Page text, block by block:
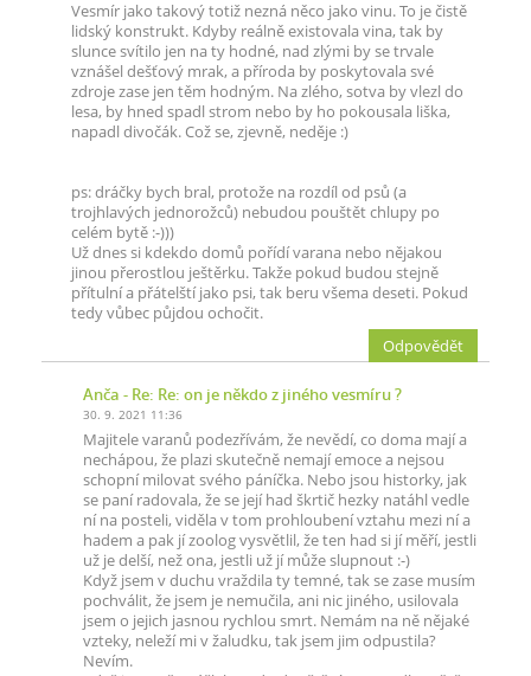
Vesmír jako takový totiž nezná něco jako vinu. To je čistě
lidský konstrukt. Kdyby reálně existovala vina, tak by
slunce svítilo jen na ty hodné, nad zlými by se trvale
vznášel dešťový mrak, a příroda by poskytovala své
zdroje zase jen těm hodným. Na zlého, sotva by vlezl do
lesa, by hned spadl strom nebo by ho pokousala liška,
napadl divočák. Což se, zjevně, neděje :)
ps: dráčky bych bral, protože na rozdíl od psů (a
trojhlavých jednorožců) nebudou pouštět chlupy po
celém bytě :-)))
Už dnes si kdekdo domů pořídí varana nebo nějakou
jinou přerostlou ještěrku. Takže pokud budou stejně
přítulní a přátelští jako psi, tak beru všema deseti. Pokud
tedy vůbec půjdou ochočit.
Odpovědět
Anča - Re: Re: on je někdo z jiného vesmíru ?
30. 9. 2021 11:36
Majitele varanů podezřívám, že nevědí, co doma mají a
nechápou, že plazi skutečně nemají emoce a nejsou
schopní milovat svého páníčka. Nebo jsou historky, jak
se paní radovala, že se její had škrtič hezky natáhl vedle
ní na posteli, viděla v tom prohloubení vztahu mezi ní a
hadem a pak jí zoolog vysvětlil, že ten had si jí měří, jestli
už je delší, než ona, jestli už jí může slupnout :-)
Když jsem v duchu vraždila ty temné, tak se zase musím
pochválit, že jsem je nemučila, ani nic jiného, usilovala
jsem o jejich jasnou rychlou smrt. Nemám na ně nějaké
vzteky, neleží mi v žaludku, tak jsem jim odpustila?
Nevím.